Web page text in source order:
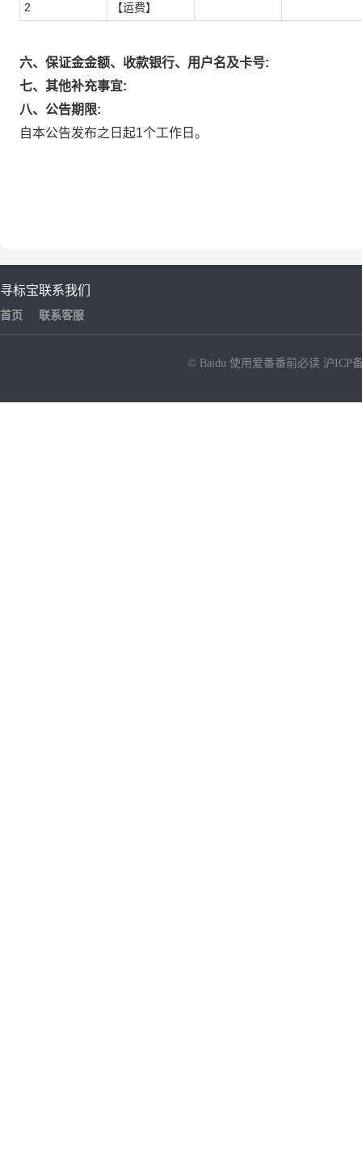
2 【运费】
六、保证金金额、收款银行、用户名及卡号:
七、其他补充事宜:
八、公告期限:
自本公告发布之日起1个工作日。
寻标宝
首页
联系我们
联系客服
© Baidu 使用爱番番前必读 沪ICP